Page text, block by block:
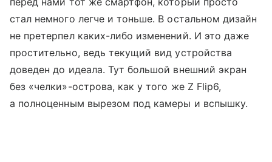
стал немного легче и тоньше. В остальном дизайн
не претерпел каких-либо изменений. И это даже
простительно, ведь текущий вид устройства
доведен до идеала. Тут большой внешний экран
без «челки»-острова, как у того же Z Flip6,
а полноценным вырезом под камеры и вспышку.